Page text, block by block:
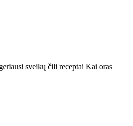
sveikų čili receptai Kai oras